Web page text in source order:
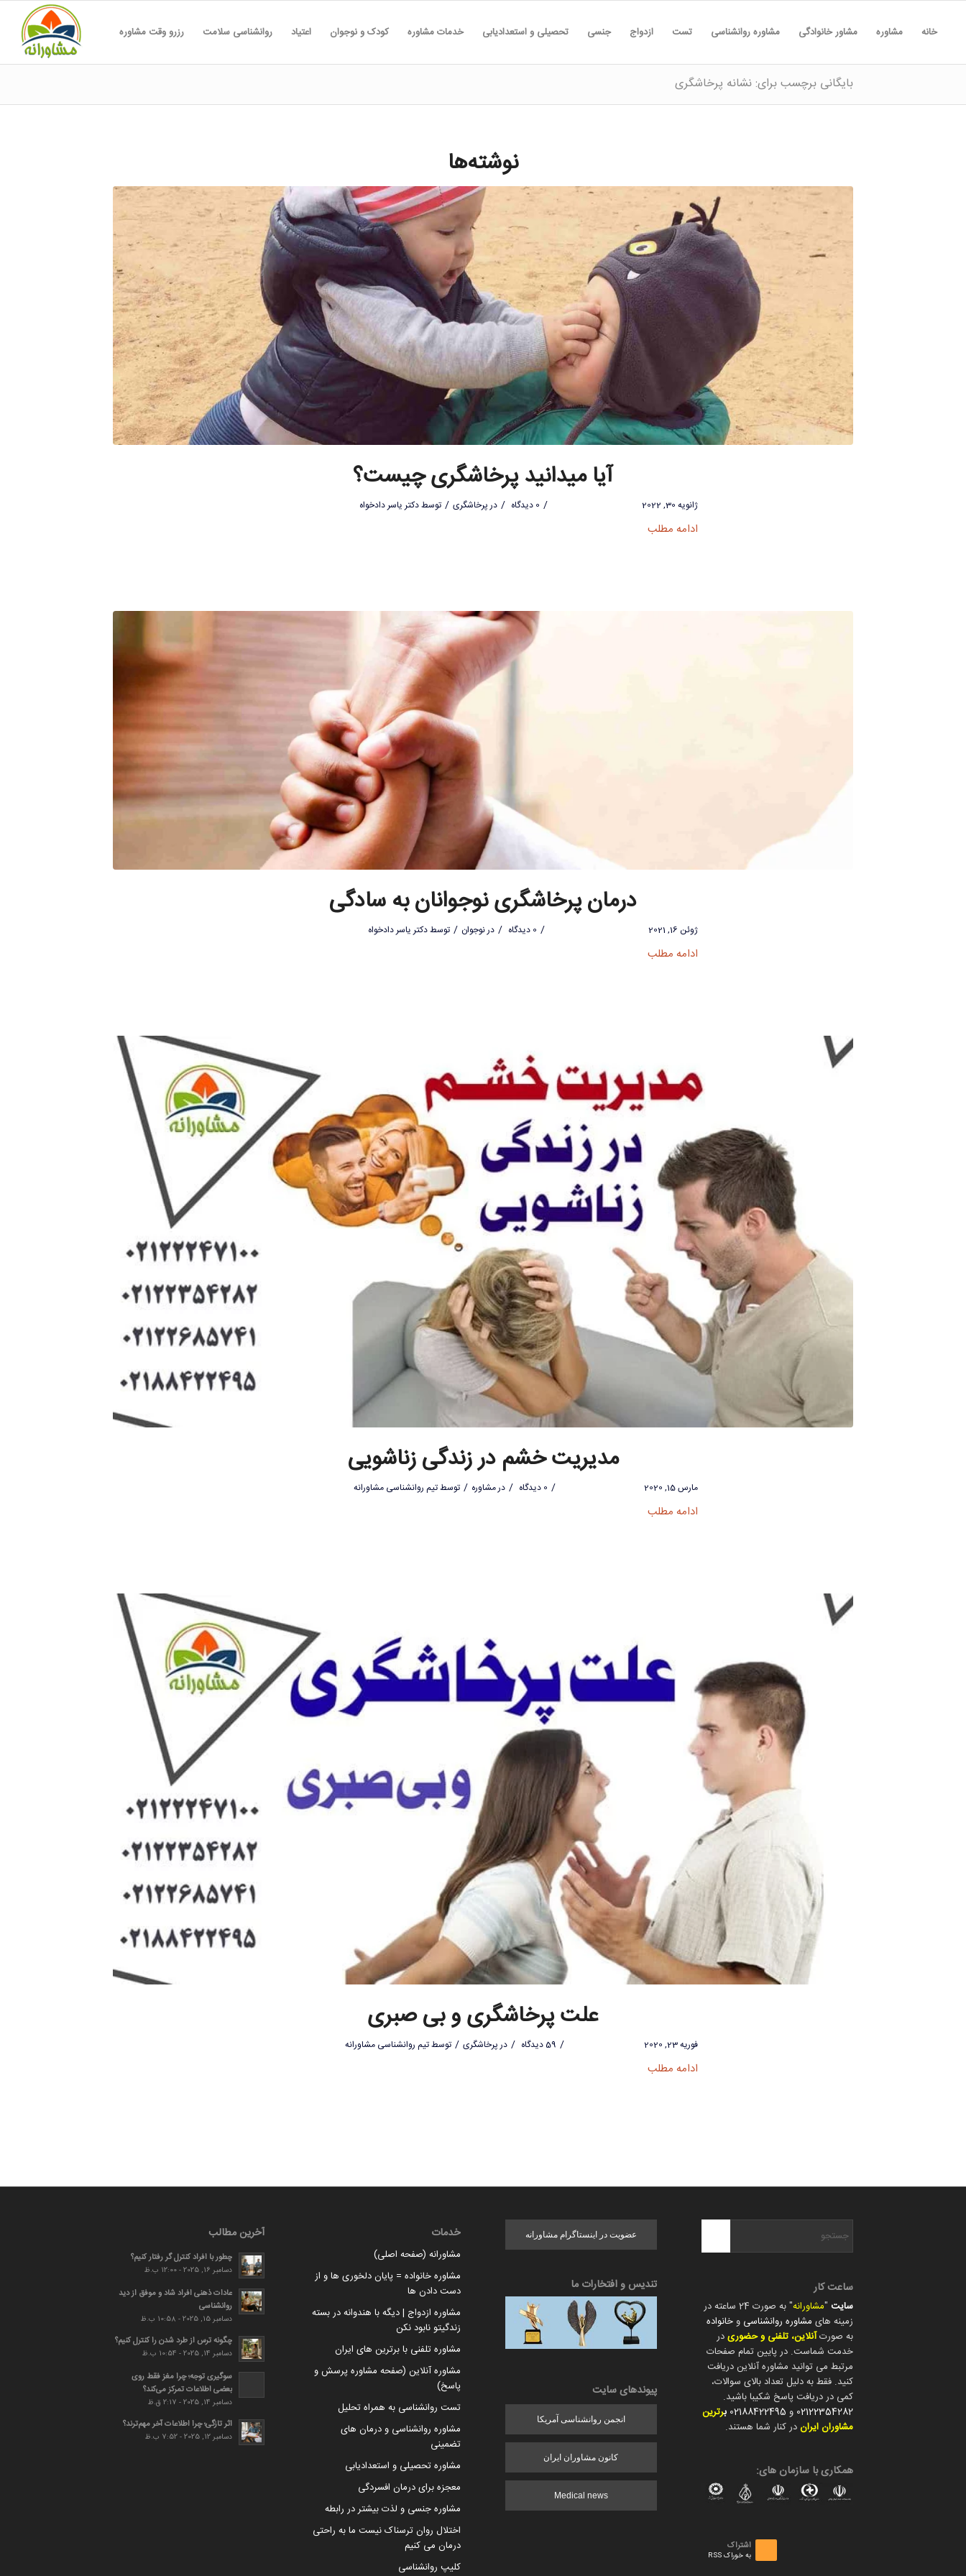
خانه مشاوره مشاور خانوادگی مشاوره روانشناسی تست ازدواج جنسی تحصیلی و استعدادیابی خدمات مشاوره کودک و نوجوان اعتیاد روانشناسی سلامت رزرو وقت مشاوره
بایگانی برچسب برای: نشانه پرخاشگری
نوشته‌ها
آیا میدانید پرخاشگری چیست؟
ژانویه 30, 2022 / 0 دیدگاه / درپرخاشگری / توسطدکتر یاسر دادخواه
ادامه مطلب
درمان پرخاشگری نوجوانان به سادگی
ژوئن 16, 2021 / 0 دیدگاه / درنوجوان / توسطدکتر یاسر دادخواه
ادامه مطلب
مدیریت خشم در زندگی زناشویی
مارس 15, 2020 / 0 دیدگاه / درمشاوره / توسطتیم روانشناسی مشاورانه
ادامه مطلب
علت پرخاشگری و بی صبری
فوریه 23, 2020 / 59 دیدگاه / درپرخاشگری / توسطتیم روانشناسی مشاورانه
ادامه مطلب
ساعت کار
سایت "مشاورانه
" به صورت 24 ساعته در
زمینه های مشاوره روانشناسی وخانواده
به صورتآنلاین، تلفنی و حضوریدر
خدمت شماست. در پایین تمام صفحات
مرتبط می توانید مشاوره آنلاین دریافت
کنید. فقط به دلیل تعداد بالای سوالات،
کمی در دریافت پاسخ شکیبا باشید.
02122354282 و 02188422495 برترین
مشاوران ایراندر کنار شما هستند.
همکاری با سازمان های:
اشتراک
به خوراک RSS
عضویت در اینستاگرام مشاورانه
تندیس و افتخارات ما
پیوندهای سایت
انجمن روانشناسی آمریکا
کانون مشاوران ایران
Medical news
خدمات
مشاورانه (صفحه اصلی)
مشاوره خانواده = پایان دلخوری ها و از
دست دادن ها
مشاوره ازدواج | دیگه با هندوانه در بسته
زندگیتو نابود نکن
مشاوره تلفنی با برترین های ایران
مشاوره آنلاین (صفحه مشاوره پرسش و
پاسخ)
تست روانشناسی به همراه تحلیل
مشاوره روانشناسی و درمان های
تضمینی
مشاوره تحصیلی و استعدادیابی
معجزه برای درمان افسردگی
مشاوره جنسی و لذت بیشتر در رابطه
اختلال روان ترسناک نیست ما به راحتی
درمان می کنیم
کلیپ روانشناسی
آخرین مطالب
چطور با افراد کنترل گر رفتار کنیم؟
دسامبر 16, 2025 - 12:00 ب.ظ
عادات ذهنی افراد شاد و موفق از دید
روانشناسی
دسامبر 15, 2025 - 10:58 ب.ظ
چگونه ترس از طرد شدن را کنترل کنیم؟
دسامبر 14, 2025 - 10:54 ب.ظ
سوگیری توجه؛ چرا مغز فقط روی
بعضی اطلاعات تمرکز می‌کند؟
دسامبر 14, 2025 - 2:17 ق.ظ
اثر تازگی؛ چرا اطلاعات آخر مهم‌ترند؟
دسامبر 12, 2025 - 7:52 ب.ظ